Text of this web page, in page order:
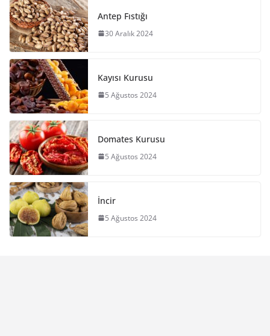
Antep Fıstığı
30 Aralık 2024
Kayısı Kurusu
5 Ağustos 2024
Domates Kurusu
5 Ağustos 2024
İncir
5 Ağustos 2024